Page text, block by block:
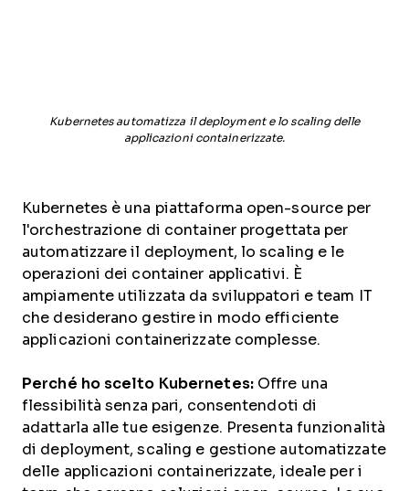
Kubernetes automatizza il deployment e lo scaling delle
applicazioni containerizzate.
Kubernetes è una piattaforma open-source per
l'orchestrazione di container progettata per
automatizzare il deployment, lo scaling e le
operazioni dei container applicativi. È
ampiamente utilizzata da sviluppatori e team IT
che desiderano gestire in modo efficiente
applicazioni containerizzate complesse.
Perché ho scelto Kubernetes:Offre una
flessibilità senza pari, consentendoti di
adattarla alle tue esigenze. Presenta funzionalità
di deployment, scaling e gestione automatizzate
delle applicazioni containerizzate, ideale per i